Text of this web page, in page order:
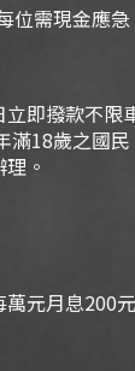
位需現金應急
即撥款不限
滿18歲之國
。
元月息200元